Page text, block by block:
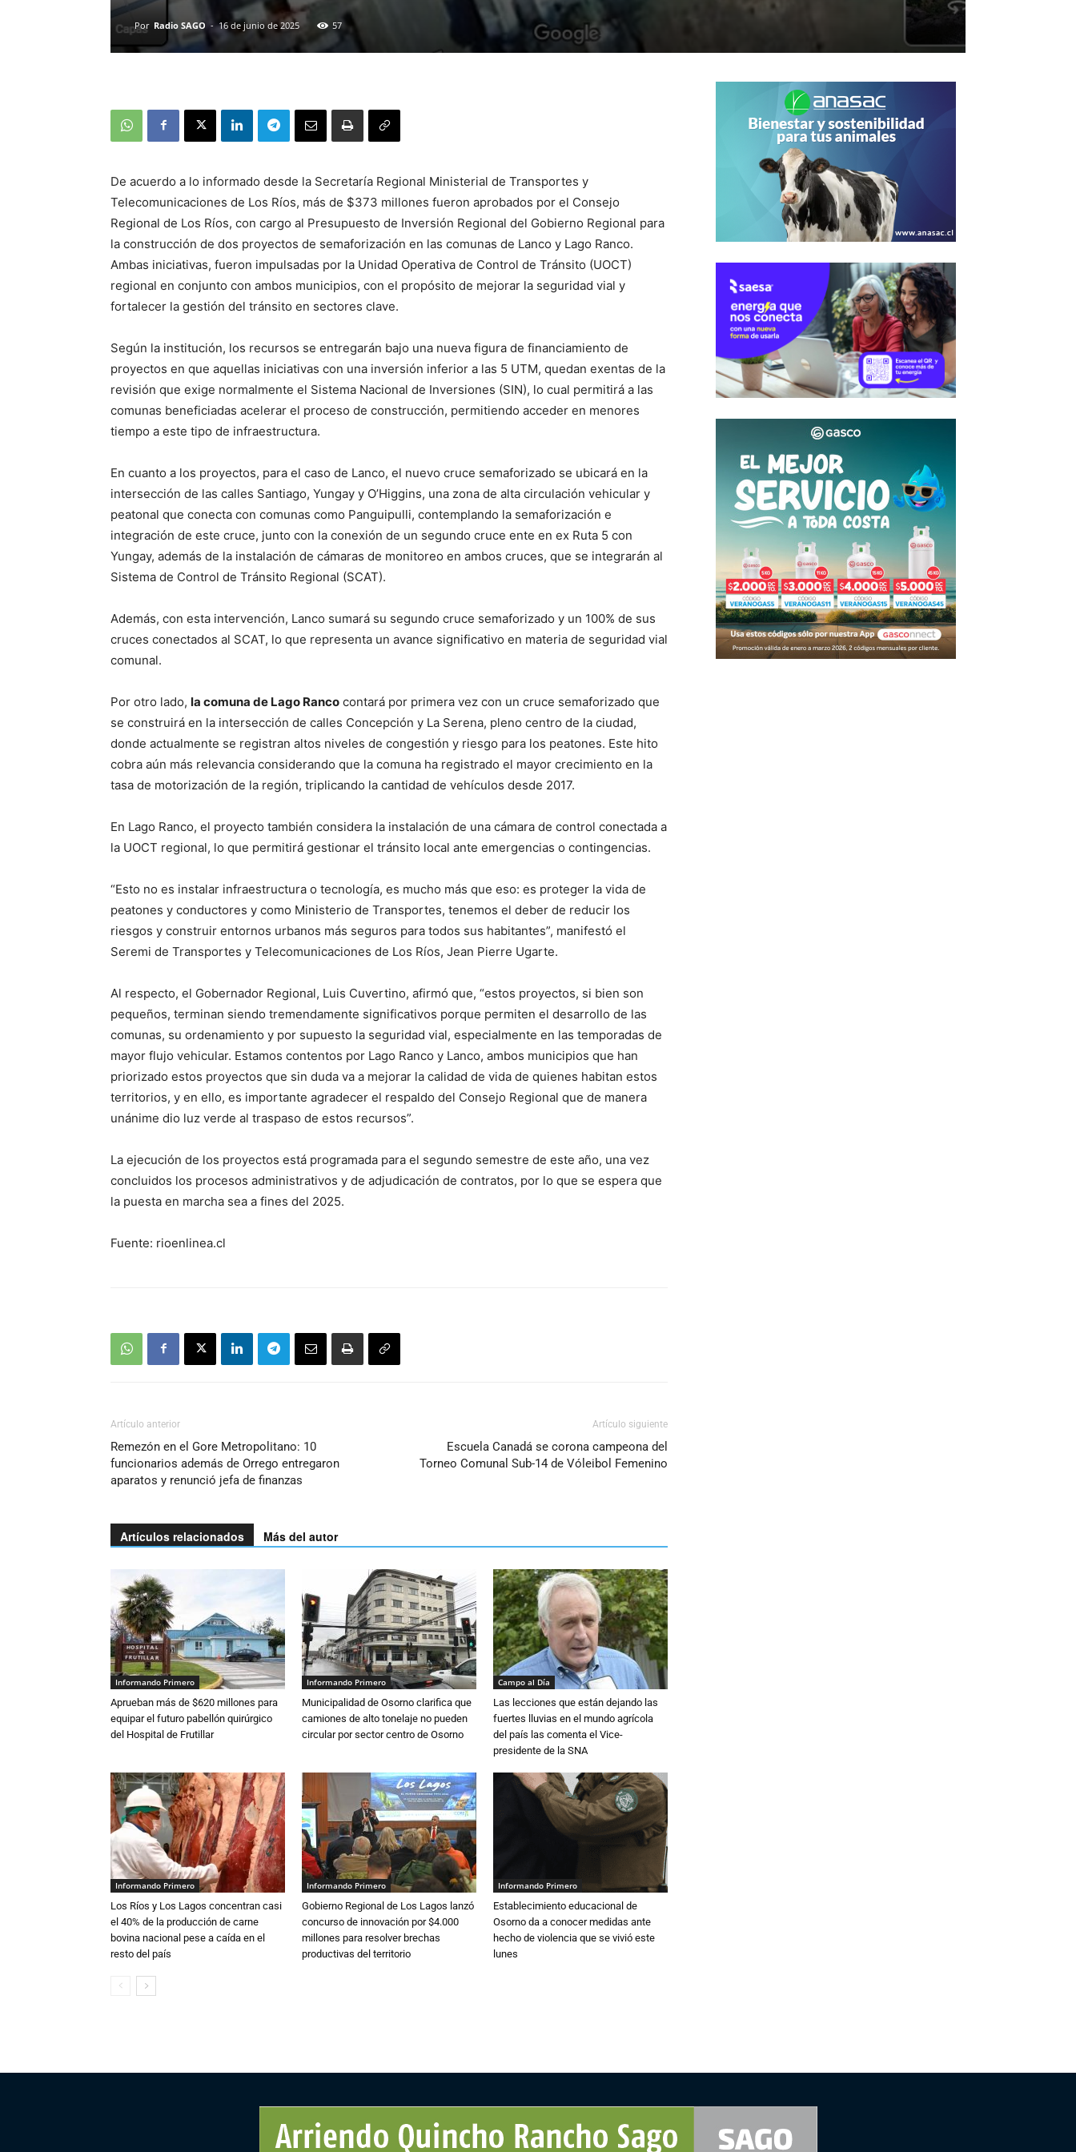
Por Radio SAGO - 16 de junio de 2025 57
De acuerdo a lo informado desde la Secretaría Regional Ministerial de Transportes y
Telecomunicaciones de Los Ríos, más de $373 millones fueron aprobados por el Consejo
Regional de Los Ríos, con cargo al Presupuesto de Inversión Regional del Gobierno Regional para
la construcción de dos proyectos de semaforización en las comunas de Lanco y Lago Ranco.
Ambas iniciativas, fueron impulsadas por la Unidad Operativa de Control de Tránsito (UOCT)
regional en conjunto con ambos municipios, con el propósito de mejorar la seguridad vial y
fortalecer la gestión del tránsito en sectores clave.
Según la institución, los recursos se entregarán bajo una nueva figura de financiamiento de
proyectos en que aquellas iniciativas con una inversión inferior a las 5 UTM, quedan exentas de la
revisión que exige normalmente el Sistema Nacional de Inversiones (SIN), lo cual permitirá a las
comunas beneficiadas acelerar el proceso de construcción, permitiendo acceder en menores
tiempo a este tipo de infraestructura.
En cuanto a los proyectos, para el caso de Lanco, el nuevo cruce semaforizado se ubicará en la
intersección de las calles Santiago, Yungay y O’Higgins, una zona de alta circulación vehicular y
peatonal que conecta con comunas como Panguipulli, contemplando la semaforización e
integración de este cruce, junto con la conexión de un segundo cruce ente en ex Ruta 5 con
Yungay, además de la instalación de cámaras de monitoreo en ambos cruces, que se integrarán al
Sistema de Control de Tránsito Regional (SCAT).
Además, con esta intervención, Lanco sumará su segundo cruce semaforizado y un 100% de sus
cruces conectados al SCAT, lo que representa un avance significativo en materia de seguridad vial
comunal.
Por otro lado, la comuna de Lago Ranco contará por primera vez con un cruce semaforizado que
se construirá en la intersección de calles Concepción y La Serena, pleno centro de la ciudad,
donde actualmente se registran altos niveles de congestión y riesgo para los peatones. Este hito
cobra aún más relevancia considerando que la comuna ha registrado el mayor crecimiento en la
tasa de motorización de la región, triplicando la cantidad de vehículos desde 2017.
En Lago Ranco, el proyecto también considera la instalación de una cámara de control conectada a
la UOCT regional, lo que permitirá gestionar el tránsito local ante emergencias o contingencias.
“Esto no es instalar infraestructura o tecnología, es mucho más que eso: es proteger la vida de
peatones y conductores y como Ministerio de Transportes, tenemos el deber de reducir los
riesgos y construir entornos urbanos más seguros para todos sus habitantes”, manifestó el
Seremi de Transportes y Telecomunicaciones de Los Ríos, Jean Pierre Ugarte.
Al respecto, el Gobernador Regional, Luis Cuvertino, afirmó que, “estos proyectos, si bien son
pequeños, terminan siendo tremendamente significativos porque permiten el desarrollo de las
comunas, su ordenamiento y por supuesto la seguridad vial, especialmente en las temporadas de
mayor flujo vehicular. Estamos contentos por Lago Ranco y Lanco, ambos municipios que han
priorizado estos proyectos que sin duda va a mejorar la calidad de vida de quienes habitan estos
territorios, y en ello, es importante agradecer el respaldo del Consejo Regional que de manera
unánime dio luz verde al traspaso de estos recursos”.
La ejecución de los proyectos está programada para el segundo semestre de este año, una vez
concluidos los procesos administrativos y de adjudicación de contratos, por lo que se espera que
la puesta en marcha sea a fines del 2025.
Fuente: rioenlinea.cl
Artículo anterior
Remezón en el Gore Metropolitano: 10
funcionarios además de Orrego entregaron
aparatos y renunció jefa de finanzas
Artículo siguiente
Escuela Canadá se corona campeona del
Torneo Comunal Sub-14 de Vóleibol Femenino
Artículos relacionados Más del autor
Informando Primero
Aprueban más de $620 millones para
equipar el futuro pabellón quirúrgico
del Hospital de Frutillar
Informando Primero
Municipalidad de Osorno clarifica que
camiones de alto tonelaje no pueden
circular por sector centro de Osorno
Campo al Día
Las lecciones que están dejando las
fuertes lluvias en el mundo agrícola
del país las comenta el Vice-
presidente de la SNA
Informando Primero
Los Ríos y Los Lagos concentran casi
el 40% de la producción de carne
bovina nacional pese a caída en el
resto del país
Informando Primero
Gobierno Regional de Los Lagos lanzó
concurso de innovación por $4.000
millones para resolver brechas
productivas del territorio
Informando Primero
Establecimiento educacional de
Osorno da a conocer medidas ante
hecho de violencia que se vivió este
lunes